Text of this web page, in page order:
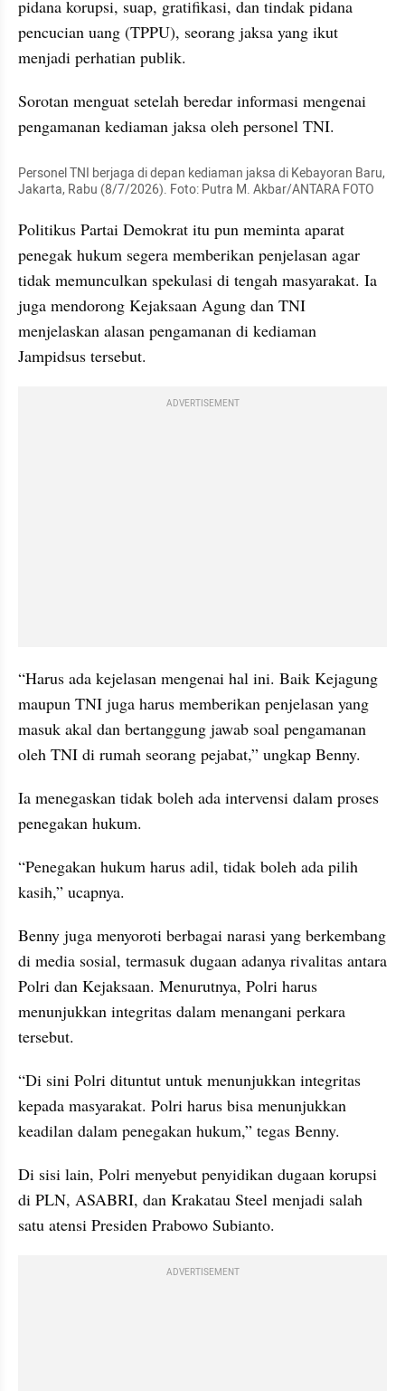
pidana korupsi, suap, gratifikasi, dan tindak pidana
pencucian uang (TPPU), seorang jaksa yang ikut
menjadi perhatian publik.
Sorotan menguat setelah beredar informasi mengenai
pengamanan kediaman jaksa oleh personel TNI.
Personel TNI berjaga di depan kediaman jaksa di Kebayoran Baru,
Jakarta, Rabu (8/7/2026). Foto: Putra M. Akbar/ANTARA FOTO
Politikus Partai Demokrat itu pun meminta aparat
penegak hukum segera memberikan penjelasan agar
tidak memunculkan spekulasi di tengah masyarakat. Ia
juga mendorong Kejaksaan Agung dan TNI
menjelaskan alasan pengamanan di kediaman
Jampidsus tersebut.
ADVERTISEMENT
“Harus ada kejelasan mengenai hal ini. Baik Kejagung
maupun TNI juga harus memberikan penjelasan yang
masuk akal dan bertanggung jawab soal pengamanan
oleh TNI di rumah seorang pejabat,” ungkap Benny.
Ia menegaskan tidak boleh ada intervensi dalam proses
penegakan hukum.
“Penegakan hukum harus adil, tidak boleh ada pilih
kasih,” ucapnya.
Benny juga menyoroti berbagai narasi yang berkembang
di media sosial, termasuk dugaan adanya rivalitas antara
Polri dan Kejaksaan. Menurutnya, Polri harus
menunjukkan integritas dalam menangani perkara
tersebut.
“Di sini Polri dituntut untuk menunjukkan integritas
kepada masyarakat. Polri harus bisa menunjukkan
keadilan dalam penegakan hukum,” tegas Benny.
Di sisi lain, Polri menyebut penyidikan dugaan korupsi
di PLN, ASABRI, dan Krakatau Steel menjadi salah
satu atensi Presiden Prabowo Subianto.
ADVERTISEMENT